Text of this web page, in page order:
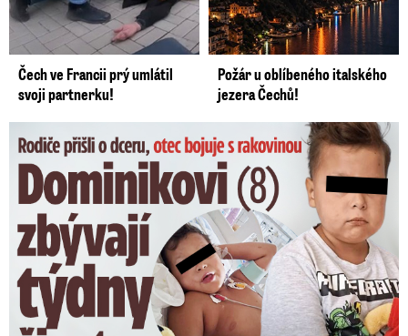
Čech ve Francii prý umlátil
svoji partnerku!
Požár u oblíbeného italského
jezera Čechů!
Dominikovi (8) zbývají týdny života: Vzkaz od exprezidenta